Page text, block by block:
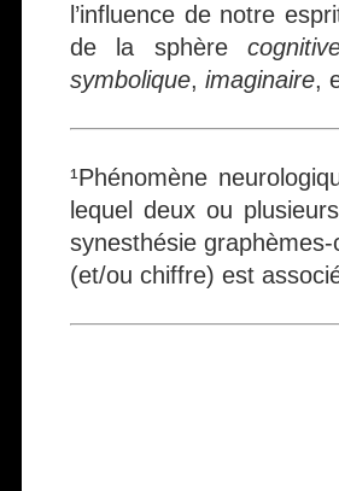
l’influence de notre
de la sphère
symbolique, imaginaire,
¹Phénomène
lequel deux ou
synesthésie
(et/ou chiffre) est